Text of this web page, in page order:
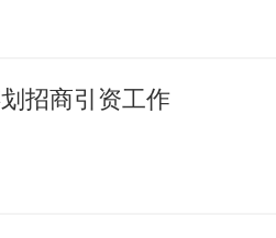
招商引资工作